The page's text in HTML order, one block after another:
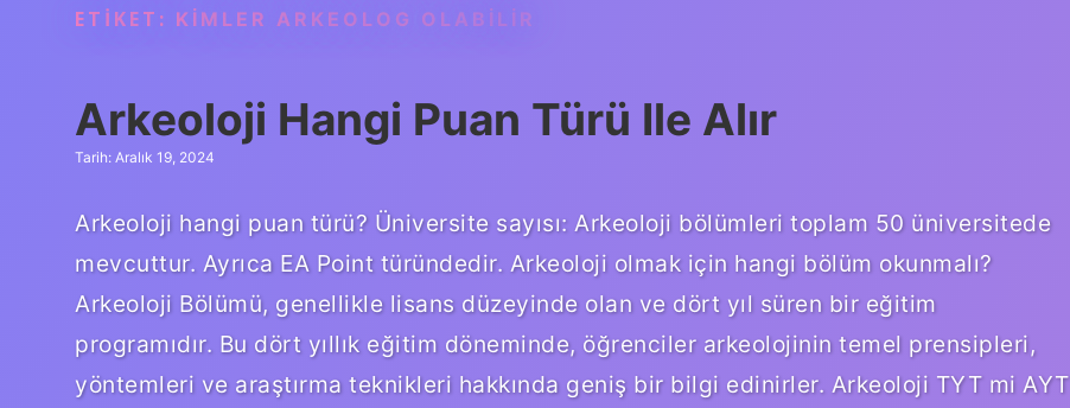
ETIKET: KIMLER ARKEOLOG OLABILIR
Arkeoloji Hangi Puan Türü Ile Alır
Tarih: Aralık 19, 2024
Arkeoloji hangi puan türü? Üniversite sayısı: Arkeoloji bölümleri toplam 50 üniversitede
mevcuttur. Ayrıca EA Point türündedir. Arkeoloji olmak için hangi bölüm okunmalı?
Arkeoloji Bölümü, genellikle lisans düzeyinde olan ve dört yıl süren bir eğitim
programıdır. Bu dört yıllık eğitim döneminde, öğrenciler arkeolojinin temel prensipleri,
yöntemleri ve araştırma teknikleri hakkında geniş bir bilgi edinirler. Arkeoloji TYT mi AYT